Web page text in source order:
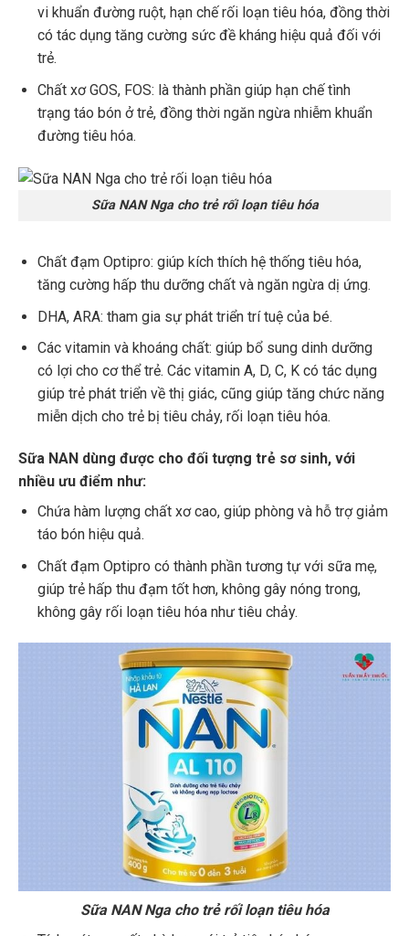
vi khuẩn đường ruột, hạn chế rối loạn tiêu hóa, đồng thời
có tác dụng tăng cường sức đề kháng hiệu quả đối với
trẻ.
Chất xơ GOS, FOS: là thành phần giúp hạn chế tình
trạng táo bón ở trẻ, đồng thời ngăn ngừa nhiễm khuẩn
đường tiêu hóa.
Sữa NAN Nga cho trẻ rối loạn tiêu hóa
Chất đạm Optipro: giúp kích thích hệ thống tiêu hóa,
tăng cường hấp thu dưỡng chất và ngăn ngừa dị ứng.
DHA, ARA: tham gia sự phát triển trí tuệ của bé.
Các vitamin và khoáng chất: giúp bổ sung dinh dưỡng
có lợi cho cơ thể trẻ. Các vitamin A, D, C, K có tác dụng
giúp trẻ phát triển về thị giác, cũng giúp tăng chức năng
miễn dịch cho trẻ bị tiêu chảy, rối loạn tiêu hóa.
Sữa NAN dùng được cho đối tượng trẻ sơ sinh, với
nhiều ưu điểm như:
Chứa hàm lượng chất xơ cao, giúp phòng và hỗ trợ giảm
táo bón hiệu quả.
Chất đạm Optipro có thành phần tương tự với sữa mẹ,
giúp trẻ hấp thu đạm tốt hơn, không gây nóng trong,
không gây rối loạn tiêu hóa như tiêu chảy.
Sữa NAN Nga cho trẻ rối loạn tiêu hóa